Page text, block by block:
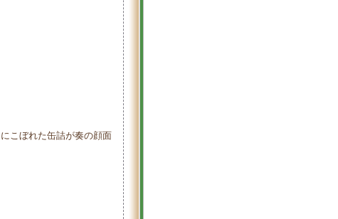
こぼれた缶詰が奏の顔面